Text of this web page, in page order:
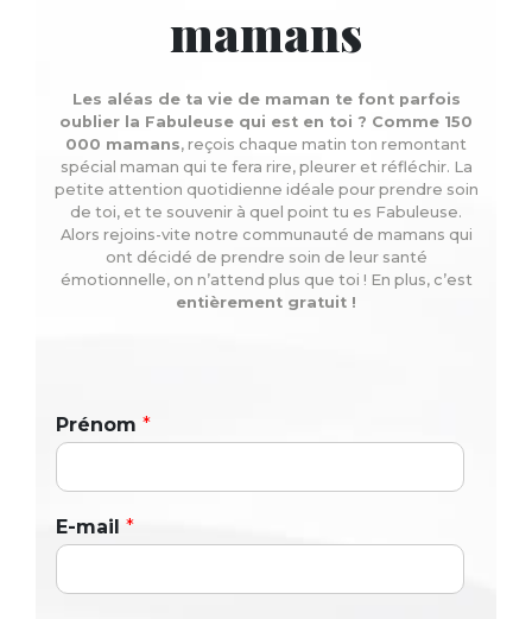
mamans
Les aléas de ta vie de maman te font parfois
oublier la Fabuleuse qui est en toi ? Comme 150
000 mamans, reçois chaque matin ton remontant
spécial maman qui te fera rire, pleurer et réfléchir. La
petite attention quotidienne idéale pour prendre soin
de toi, et te souvenir à quel point tu es Fabuleuse.
Alors rejoins-vite notre communauté de mamans qui
ont décidé de prendre soin de leur santé
émotionnelle, on n’attend plus que toi ! En plus, c’est
entièrement gratuit !
Prénom *
E-mail *